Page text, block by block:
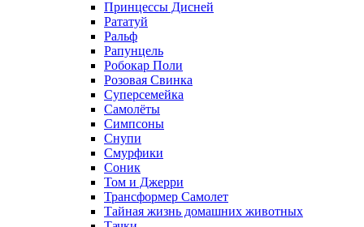
Принцессы Дисней
Рататуй
Ральф
Рапунцель
Робокар Поли
Розовая Свинка
Суперсемейка
Самолёты
Симпсоны
Снупи
Смурфики
Соник
Том и Джерри
Трансформер Самолет
Тайная жизнь домашних животных